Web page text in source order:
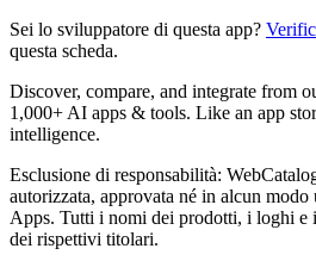
Sei lo sviluppatore di questa app?
questa scheda.
Discover, compare, and integrate from
1,000+ AI apps & tools. Like an app
intelligence.
Esclusione di responsabilità:
autorizzata, approvata né in alcun
Apps. Tutti i nomi dei prodotti, i loghi e
dei rispettivi titolari.